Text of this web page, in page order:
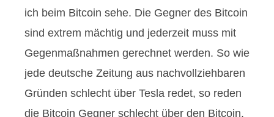
ich beim Bitcoin sehe. Die Gegner des Bitcoin
sind extrem mächtig und jederzeit muss mit
Gegenmaßnahmen gerechnet werden. So wie
jede deutsche Zeitung aus nachvollziehbaren
Gründen schlecht über Tesla redet, so reden
die Bitcoin Gegner schlecht über den Bitcoin.